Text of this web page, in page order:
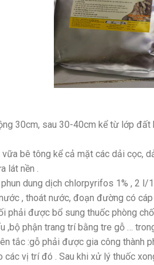
30cm, sau 30-40cm kể từ lớp
bê tông kể cả mặt các dải cọc,
lát nền .
dung dịch chlorpyrifos 1% , 2
, thoát nước, đoạn đường có
phải được bổ sung thuốc phòng
,bộ phận trang trí bằng tre gỗ …
tắc :gỗ phải được gia công thành
các vị trí đó . Sau khi xử lý thuốc